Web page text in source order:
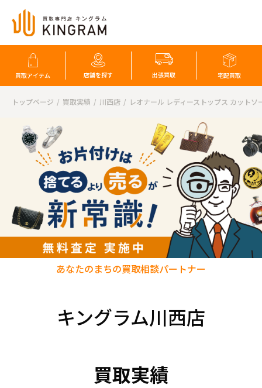
買取アイテム 店舗を探す 出張買取 宅配買取
トップページ 買取実績 川西店 レオナール レディーストップス カットソ
キングラム川西店
あなたのまちの買取相談パートナー
買取実績